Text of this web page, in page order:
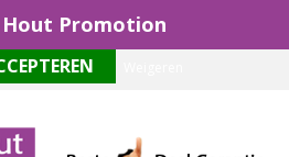
Hout Promotion
functioneren maken wij gebruik van